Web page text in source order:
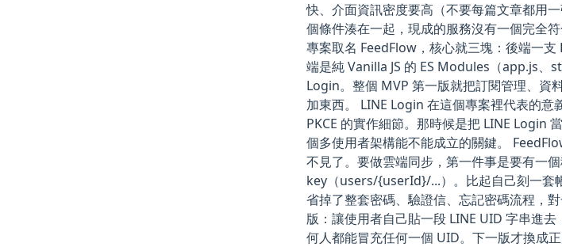
快、介面資訊密度要高（不要每篇文章都用
個條件湊在一起，現成的服務沒有一個完全
專案取名 FeedFlow，核心就三塊：後端一
端是純 Vanilla JS 的 ES Modules（app.js
Login。整個 MVP 第一版就把訂閱管理、資
加東西。 LINE Login 在這個專案裡代表的
PKCE 的實作細節。那時候是把 LINE
個多使用者架構能不能成立的關鍵。
不見了。要做雲端同步，第一件事是要有一
key（users/{userId}/...）。比起自己刻一套
省掉了整套密碼、驗證信、忘記密碼流程，
版：讓使用者自己貼一段 LINE UID 字串進
何人都能冒充任何一個 UID。下一版才換成